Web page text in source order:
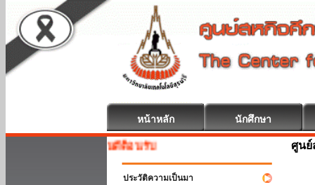
หน้าหลัก นักศึกษา
สหกิจศึกษา ยินดีต้อนรับ
ประวัติความเป็นมา
ศูน